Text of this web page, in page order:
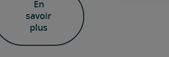
En
savoir
plus